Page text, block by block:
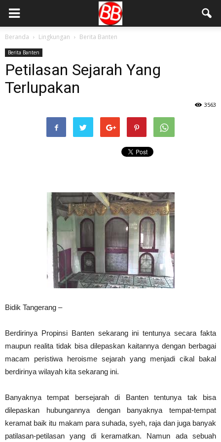
Beranda Lingkungan Berita Banten
Berita Banten
Petilasan Sejarah Yang
Terlupakan
3563
Bidik Tangerang –
Berdirinya Propinsi Banten sekarang ini tentunya secara fakta
maupun realita tidak bisa dilepaskan kaitannya dengan berbagai
macam peristiwa heroisme sejarah yang menjadi cikal bakal
berdirinya wilayah kita sekarang ini.
Banyaknya tempat bersejarah di Banten tentunya tak bisa
dilepaskan hubungannya dengan banyaknya tempat-tempat
keramat baik itu makam para suhada, syeh, raja dan juga banyak
patilasan-petilasan yang di keramatkan. Namun ada sebuah